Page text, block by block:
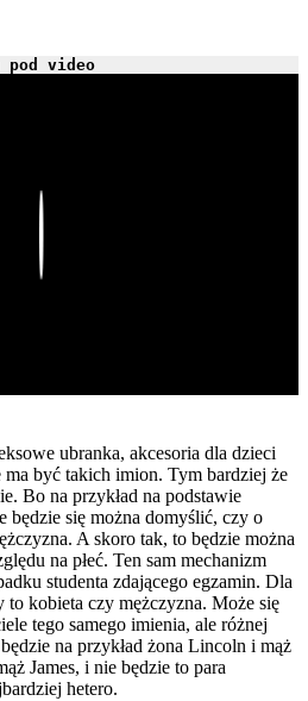
pod video
ubranka, akcesoria dla dzieci
być takich imion. Tym bardziej że
Bo na przykład na podstawie
będzie się można domyślić, czy o
A skoro tak, to będzie można
na płeć. Ten sam mechanizm
studenta zdającego egzamin. Dla
to kobieta czy mężczyzna. Może się
tego samego imienia, ale różnej
na przykład żona Lincoln i mąż
James, i nie będzie to para
hetero.